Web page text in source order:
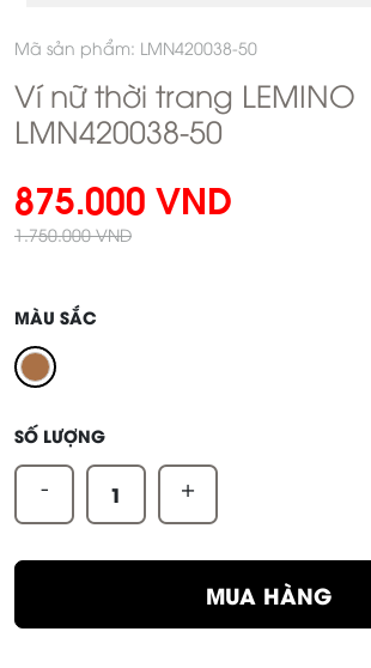
Mã sản phẩm: LMN420038-50
Ví nữ thời trang LEMINO
LMN420038-50
875.000 VND
1.750.000 VND
MÀU SẮC
SỐ LƯỢNG
- +
MUA HÀNG